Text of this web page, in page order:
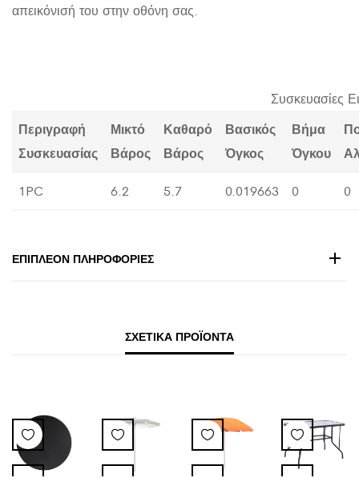
απεικόνισή του στην οθόνη σας.
Συσκευασίες
Περιγραφή
Συσκευασίας
Μικτό
Βάρος
Καθαρό
Βάρος
Βασικός
Όγκος
Βήμα
Όγκου
1PC 6.2 5.7 0.019663 0 0
ΕΠΙΠΛΈΟΝ ΠΛΗΡΟΦΟΡΊΕΣ
ΣΧΕΤΙΚΆ ΠΡΟΪΌΝΤΑ